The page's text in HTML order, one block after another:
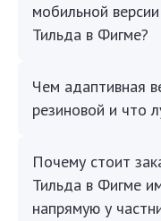
мобильной
Тильда в Фигме?
Чем адаптивная
резиновой и что
Почему стоит
Тильда в Фигме
напрямую у